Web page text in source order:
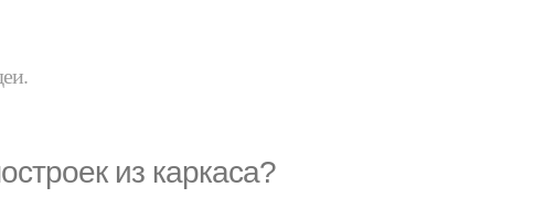
из каркаса?